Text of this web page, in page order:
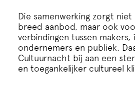
Die samenwerking zorgt niet
breed aanbod, maar ook
verbindingen tussen makers,
ondernemers en publiek.
Cultuurnacht bij aan een
en toegankelijker cultureel